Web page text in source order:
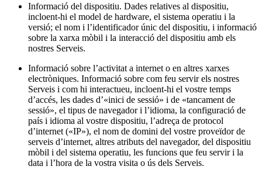
Software de TPV per a hostaleria
Software de TPV per a comerços
Software de TPV per a cites
Factures
Comandes online
Botiga virtual
Square Kiosk
Desenvolupadors i solucions
Descobrir
Informació del dispositiu. Dades relatives al dispositiu,
incloent-hi el model de hardware, el sistema operatiu i la
versió; el nom i l’identificador únic del dispositiu, i informació
sobre la xarxa mòbil i la interacció del dispositiu amb els
nostres Serveis.
Informació sobre l’activitat a internet o en altres xarxes
electròniques. Informació sobre com feu servir els nostres
Serveis i com hi interactueu, incloent-hi el vostre temps
d’accés, les dades d’«inici de sessió» i de «tancament de
sessió», el tipus de navegador i l’idioma, la configuració de
país i idioma al vostre dispositiu, l’adreça de protocol
d’internet («IP»), el nom de domini del vostre proveïdor de
serveis d’internet, altres atributs del navegador, del dispositiu
mòbil i del sistema operatiu, les funcions que feu servir i la
data i l’hora de la vostra visita o ús dels Serveis.